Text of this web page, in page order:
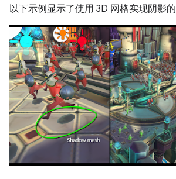
以下示例显示了使用 3D 网格实现阴影的